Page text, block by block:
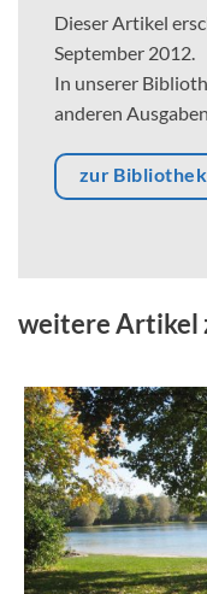
Dieser Artikel
September 2012.
In unserer
anderen
zur
weitere Artikel